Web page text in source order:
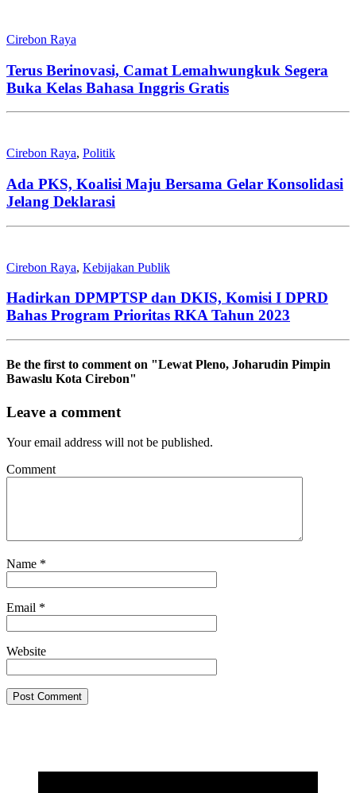
Cirebon Raya
Terus Berinovasi, Camat Lemahwungkuk Segera
Buka Kelas Bahasa Inggris Gratis
Cirebon Raya, Politik
Ada PKS, Koalisi Maju Bersama Gelar Konsolidasi
Jelang Deklarasi
Cirebon Raya, Kebijakan Publik
Hadirkan DPMPTSP dan DKIS, Komisi I DPRD
Bahas Program Prioritas RKA Tahun 2023
Be the first to comment on "Lewat Pleno, Joharudin Pimpin
Bawaslu Kota Cirebon"
Leave a comment
Your email address will not be published.
Comment
Name *
Email *
Website